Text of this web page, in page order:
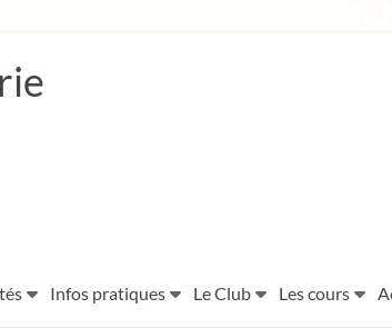
Infos pratiques Le Club Les cours